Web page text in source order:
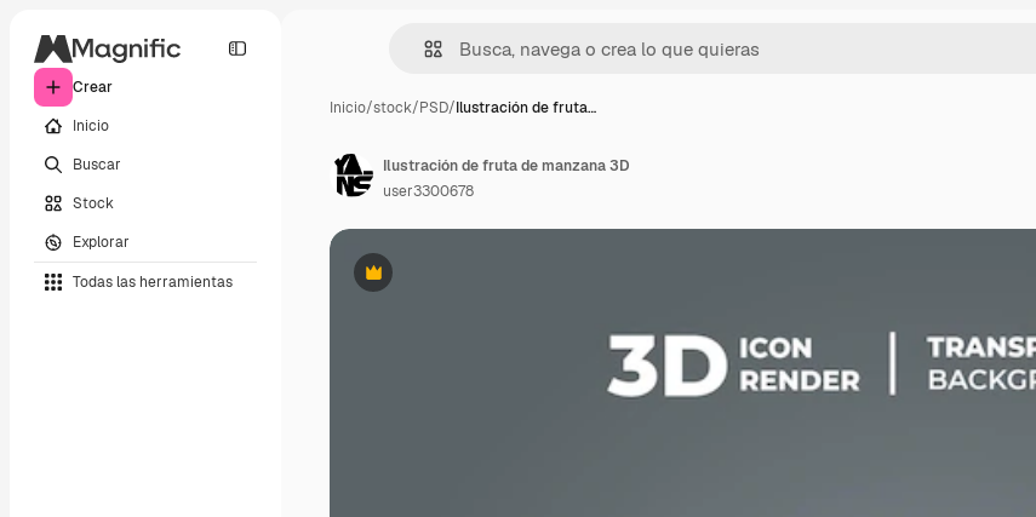
Crear
Inicio
Buscar
Stock
Explorar
Todas las herramientas
Inicio/stock/PSD/Ilustración de fruta…
Premium
Ilustración de fruta de manzana 3D
user3300678